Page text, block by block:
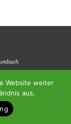
Tempera& WordPress.
Website weiter
aus.